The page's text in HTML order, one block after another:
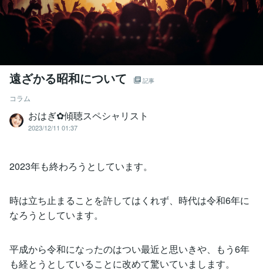
遠ざかる昭和について 記事
コラム
おはぎ✿傾聴スペシャリスト
2023/12/11 01:37
2023年も終わろうとしています。
時は立ち止まることを許してはくれず、時代は令和6年に
なろうとしています。
平成から令和になったのはつい最近と思いきや、もう6年
も経とうとしていることに改めて驚いていまします。